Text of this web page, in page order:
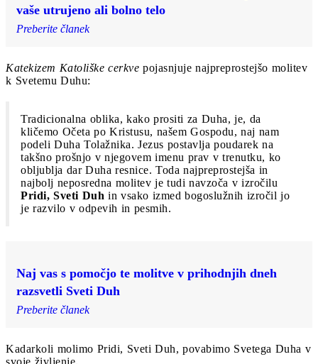
vaše utrujeno ali bolno telo
Preberite članek
Katekizem Katoliške cerkve pojasnjuje najpreprostejšo molitev
k Svetemu Duhu:
Tradicionalna oblika, kako prositi za Duha, je, da
kličemo Očeta po Kristusu, našem Gospodu, naj nam
podeli Duha Tolažnika. Jezus postavlja poudarek na
takšno prošnjo v njegovem imenu prav v trenutku, ko
obljublja dar Duha resnice. Toda najpreprostejša in
najbolj neposredna molitev je tudi navzoča v izročilu
Pridi, Sveti Duh in vsako izmed bogoslužnih izročil jo
je razvilo v odpevih in pesmih.
Naj vas s pomočjo te molitve v prihodnjih dneh
razsvetli Sveti Duh
Preberite članek
Kadarkoli molimo Pridi, Sveti Duh, povabimo Svetega Duha v
svoje življenje.